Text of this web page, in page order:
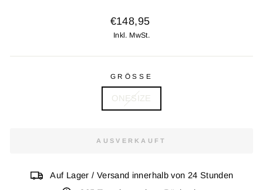
Ursprünglicher
Preis
€148,95
Inkl. MwSt.
GRÖSSE
ONESIZE
AUSVERKAUFT
Auf Lager / Versand innerhalb von 24 Stunden